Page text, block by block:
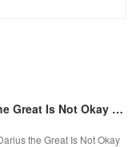
Ebook download free online Darius the Great Is Not Okay DJVU RTF English version
the Great Is Not Okay